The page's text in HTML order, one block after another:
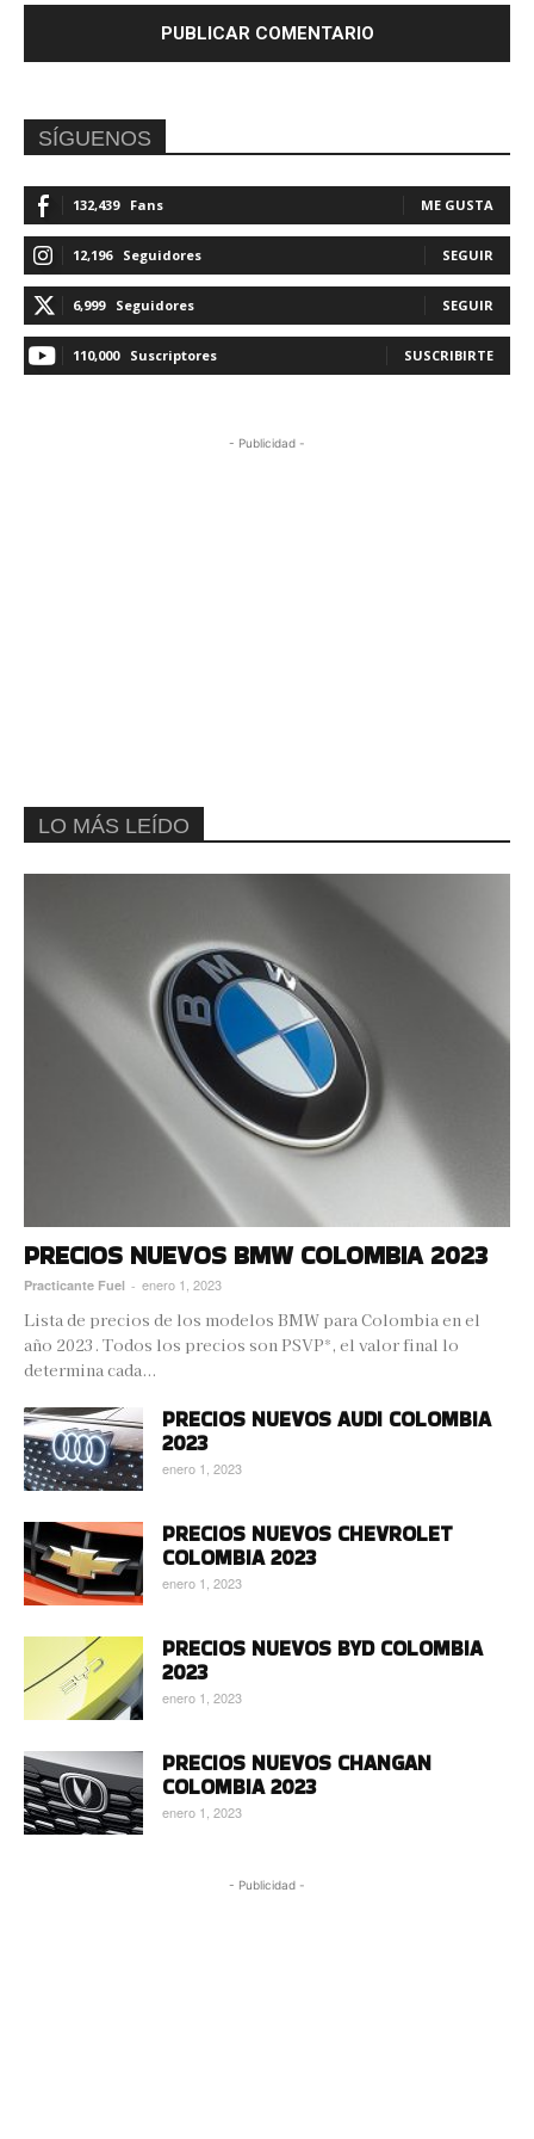
SÍGUENOS
132,439 Fans ME GUSTA
12,196 Seguidores SEGUIR
6,999 Seguidores SEGUIR
110,000 Suscriptores SUSCRIBIRTE
- Publicidad -
LO MÁS LEÍDO
PRECIOS NUEVOS BMW COLOMBIA 2023
Practicante Fuel - enero 1, 2023
Lista de precios de los modelos BMW para Colombia en el
año 2023. Todos los precios son PSVP*, el valor final lo
determina cada...
PRECIOS NUEVOS AUDI COLOMBIA
2023
enero 1, 2023
PRECIOS NUEVOS CHEVROLET
COLOMBIA 2023
enero 1, 2023
PRECIOS NUEVOS BYD COLOMBIA
2023
enero 1, 2023
PRECIOS NUEVOS CHANGAN
COLOMBIA 2023
enero 1, 2023
- Publicidad -